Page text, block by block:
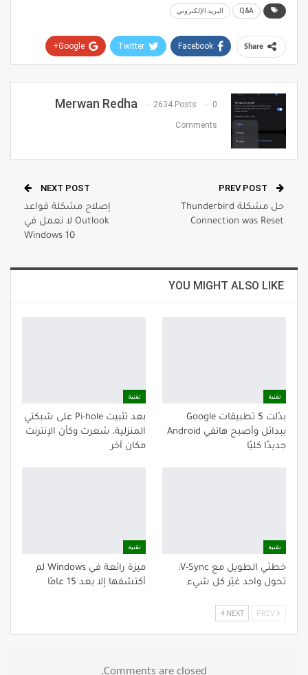
Q&A البريد الإلكتروني
Share
Facebook
Twitter
Google+
Email
Merwan Redha 2634 Posts 0
Comments
حل مشكلة Thunderbird
Connection was Reset
NEXT POST
إصلاح مشكلة قواعد
Outlook لا تعمل في
Windows 10
YOU MIGHT ALSO LIKE
تقنية
بدّلت 5 تطبيقات Google
ببدائل وأصبح هاتفي Android
جديدًا كليًا
تقنية
بعد تثبيت Pi-hole على شبكتي
المنزلية، شعرت وكأن الإنترنت
مكان آخر
تقنية
خطئي الطويل مع V-Sync:
تحول واحد غيّر كل شيء
تقنية
ميزة رائعة في Windows لم
أكتشفها إلا بعد 15 عامًا
NEXT
Comments are closed.